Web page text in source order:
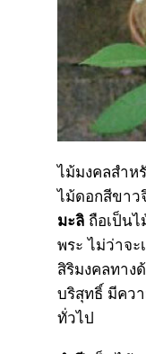
ไม้มงคลสำห
ไม้ดอกสีขาว
มะลิ ถือเป็น
พระ ไม่ว่าจ
สิริมงคลทาง
บริสุทธิ์ มีคว
ทั่วไป